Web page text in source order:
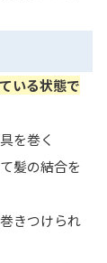
いる状態で
を巻く
髪の結合を
きつけられ